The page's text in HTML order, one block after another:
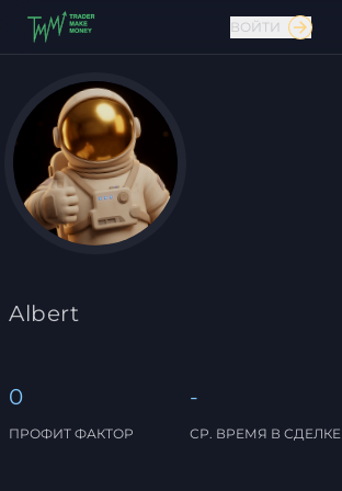
Связаться с нами
ВОЙТИ
Albert
0
ПРОФИТ ФАКТОР
-
СР. ВРЕМЯ В СДЕЛКЕ